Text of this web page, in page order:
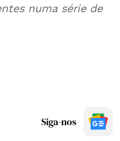
numa série de
Siga-nos